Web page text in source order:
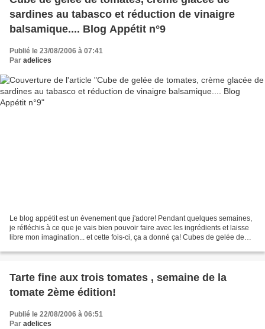
sardines au tabasco et réduction de vinaigre
balsamique.... Blog Appétit n°9
Publié le 23/08/2006 à 07:41
Par adelices
Le blog appétit est un évenement que j'adore! Pendant quelques semaines,
je réfléchis à ce que je vais bien pouvoir faire avec les ingrédients et laisse
libre mon imagination... et cette fois-ci, ça a donné ça! Cubes de gelée de
Tarte fine aux trois tomates , semaine de la
tomate 2ème édition!
Publié le 22/08/2006 à 06:51
Par adelices